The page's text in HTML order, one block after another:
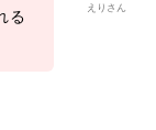
えりさん
る